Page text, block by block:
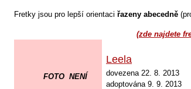
Fretky jsou pro lepší orientaci řazeny abecedně
(zde najdete
FOTO NENÍ
Leela
dovezena 22. 8. 2013
adoptována 9. 9. 2013